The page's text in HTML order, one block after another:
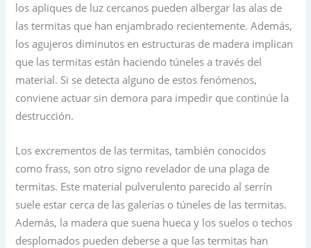
los apliques de luz cercanos pueden albergar las alas de
las termitas que han enjambrado recientemente. Además,
los agujeros diminutos en estructuras de madera implican
que las termitas están haciendo túneles a través del
material. Si se detecta alguno de estos fenómenos,
conviene actuar sin demora para impedir que continúe la
destrucción.
Los excrementos de las termitas, también conocidos
como frass, son otro signo revelador de una plaga de
termitas. Este material pulverulento parecido al serrín
suele estar cerca de las galerías o túneles de las termitas.
Además, la madera que suena hueca y los suelos o techos
desplomados pueden deberse a que las termitas han